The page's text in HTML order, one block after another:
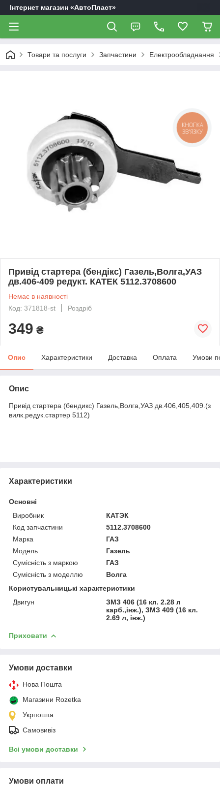
Інтернет магазин «АвтоПласт»
Товари та послуги Запчастини Електрообладнання
Привiд стартера (бендiкс) Газель,Волга,УАЗ
дв.406-409 редукт. КАТЕК 5112.3708600
Немає в наявності
Код: 371818-st
Роздріб
349 ₴
Опис Характеристики Доставка Оплата Умови
Опис
Привід стартера (бендикс) Газель,Волга,УАЗ дв.406,405,409.(з
вилк.редук.стартер 5112)
Характеристики
Основні
Виробник
КАТЭК
Код запчастини
5112.3708600
Марка
ГАЗ
Модель
Газель
Сумісність з маркою
ГАЗ
Сумісність з моделлю
Волга
Користувальницькі характеристики
Двигун
ЗМЗ 406 (16 кл. 2.28 л
карб.,інж.), ЗМЗ 409 (16 кл.
2.69 л, інж.)
Приховати
Умови доставки
Нова Пошта
Магазини Rozetka
Укрпошта
Самовивіз
Всі умови доставки
Умови оплати
КНОПКА
ЗВ'ЯЗКУ